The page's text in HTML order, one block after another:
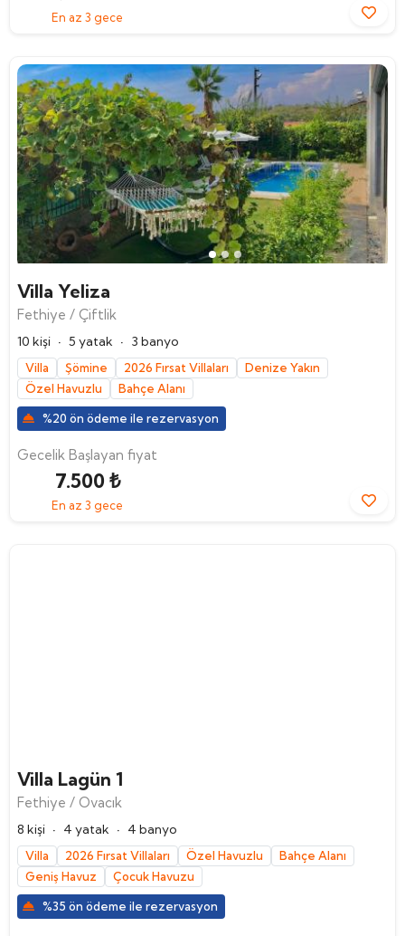
En az 3 gece
Villa Yeliza
Fethiye / Çiftlik
10 kişi · 5 yatak · 3 banyo
Villa Şömine 2026 Fırsat Villaları
Denize Yakın
Özel Havuzlu
Bahçe Alanı
%20 ön ödeme ile rezervasyon
Gecelik Başlayan fiyat
7.500 ₺
En az 3 gece
Villa Lagün 1
Fethiye / Ovacık
8 kişi · 4 yatak · 4 banyo
Villa 2026 Fırsat Villaları Özel Havuzlu
Bahçe Alanı
Geniş Havuz
Çocuk Havuzu
%35 ön ödeme ile rezervasyon